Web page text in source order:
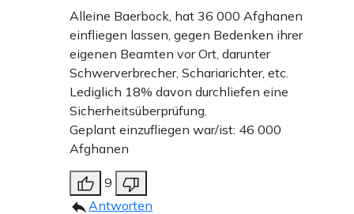
Alleine Baerbock, hat 36 000 Afghanen
einfliegen lassen, gegen Bedenken ihrer
eigenen Beamten vor Ort, darunter
Schwerverbrecher, Schariarichter, etc.
Lediglich 18% davon durchliefen eine
Sicherheitsüberprüfung.
Geplant einzufliegen war/ist: 46 000
Afghanen
9
Antworten